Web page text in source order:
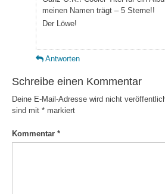
meinen Namen trägt – 5 Sterne!!
Der Löwe!
Antworten
Schreibe einen Kommentar
Deine E-Mail-Adresse wird nicht
sind mit *markiert
Kommentar *